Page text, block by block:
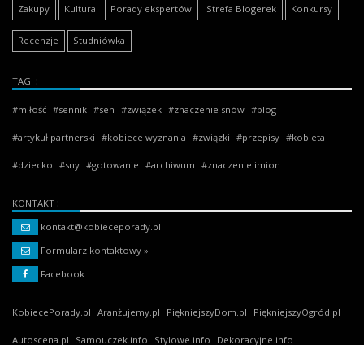
Zakupy Kultura Porady ekspertów Strefa Blogerek Konkursy
Recenzje Studniówka
TAGI
miłość sennik sen związek znaczenie snów blog
artykuł partnerski kobiece wyznania związki przepisy kobieta
dziecko sny gotowanie archiwum znaczenie imion
KONTAKT
kontakt@kobieceporady.pl
Formularz kontaktowy »
Facebook
KobiecePorady.pl Aranżujemy.pl PiękniejszyDom.pl PiękniejszyOgród.pl
Autoscena.pl Samouczek.info Stylowe.info Dekoracyjne.info